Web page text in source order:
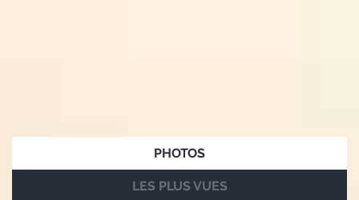
PHOTOS
LES PLUS VUES